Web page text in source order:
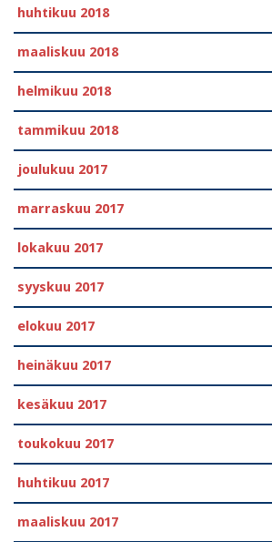
huhtikuu 2018
maaliskuu 2018
helmikuu 2018
tammikuu 2018
joulukuu 2017
marraskuu 2017
lokakuu 2017
syyskuu 2017
elokuu 2017
heinäkuu 2017
kesäkuu 2017
toukokuu 2017
huhtikuu 2017
maaliskuu 2017